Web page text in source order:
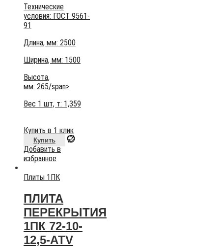
Технические
условия: ГОСТ 9561-
91
Длина, мм: 2500
Ширина, мм: 1500
Высота,
мм: 265/span>
Вес 1 шт, т: 1,359
Купить в 1 клик
Купить
Добавить в
избранное
Плиты 1ПК
ПЛИТА
ПЕРЕКРЫТИЯ
1ПК 72-10-
12,5-АТV